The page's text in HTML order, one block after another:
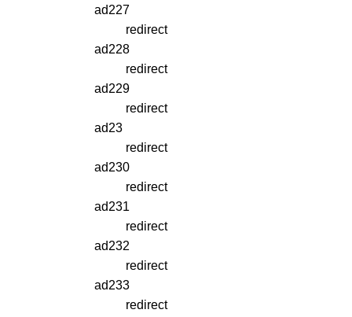
ad227
redirect
ad228
redirect
ad229
redirect
ad23
redirect
ad230
redirect
ad231
redirect
ad232
redirect
ad233
redirect